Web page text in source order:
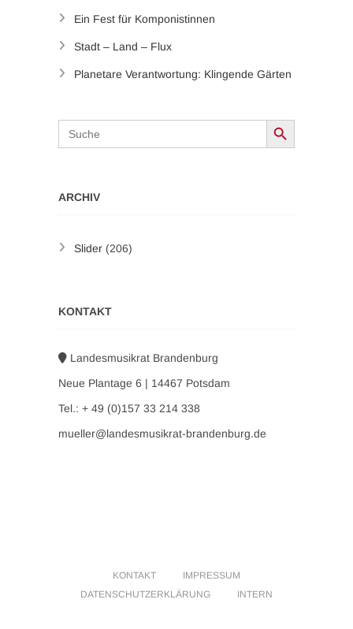
Ein Fest für Komponistinnen
Stadt – Land – Flux
Planetare Verantwortung: Klingende Gärten
Search
for:
Search Button
ARCHIV
Slider (206)
KONTAKT
Landesmusikrat Brandenburg
Neue Plantage 6 | 14467 Potsdam
Tel.: + 49 (0)157 33 214 338
mueller@landesmusikrat-brandenburg.de
KONTAKT
IMPRESSUM
DATENSCHUTZERKLÄRUNG
INTERN